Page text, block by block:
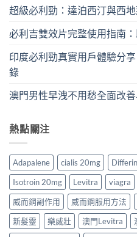
超級必利勁：達泊西汀與西
必利吉雙效片完整使用指南
印度必利勁真實用戶體驗分
錄
澳門男性早洩不用愁全面改
熱點關注
Adapalene cialis 20mg Differin
Isotroin 20mg
Levitra viagra
威而鋼副作用
威而鋼服用方法
新髮靈
樂威壯 澳門Levitra